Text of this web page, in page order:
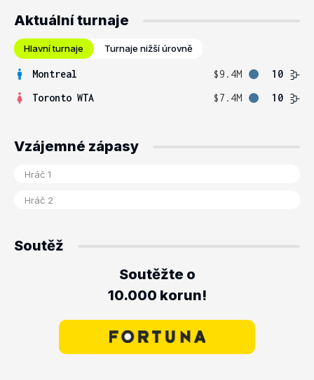
Aktuální turnaje
Hlavní turnaje Turnaje nižší úrovně
Montreal $9.4M
10
Toronto WTA
$7.4M 10
Vzájemné zápasy
Soutěž
Soutěžte o
10.000 korun!